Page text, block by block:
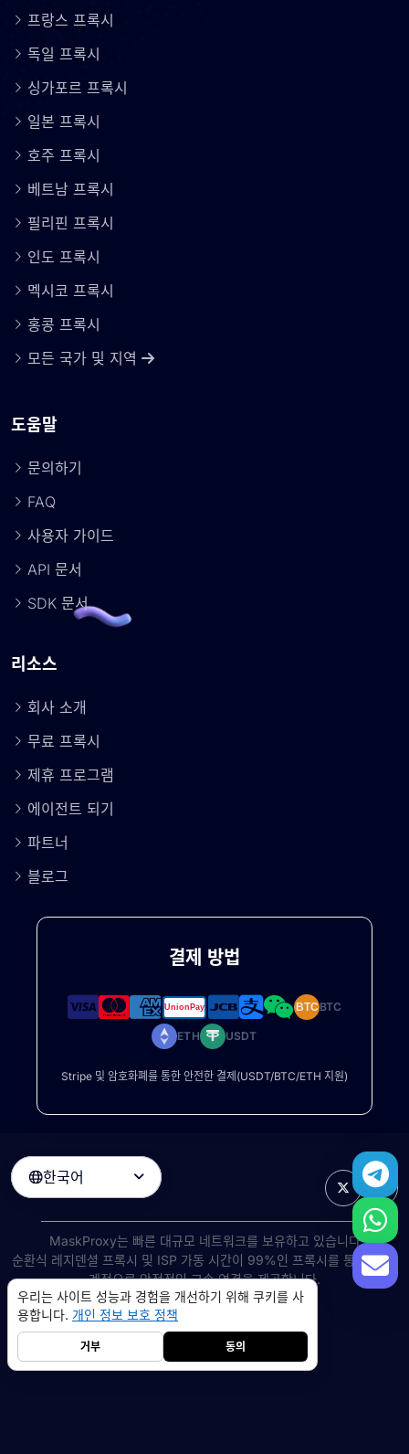
프랑스 프록시
독일 프록시
싱가포르 프록시
일본 프록시
호주 프록시
베트남 프록시
필리핀 프록시
인도 프록시
멕시코 프록시
홍콩 프록시
모든 국가 및 지역
도움말
문의하기
FAQ
사용자 가이드
API 문서
SDK 문서
리소스
회사 소개
무료 프록시
제휴 프로그램
에이전트 되기
파트너
블로그
결제 방법
BTCBTC
ETH USDT
Stripe 및 암호화폐를 통한 안전한 결제(USDT/BTC/ETH 지원)
한국어 
MaskProxy는 빠른 대규모 네트워크를 보유하고 있습니다
순환식 레지덴셜 프록시 및 ISP 가동 시간이 99%인 프록시를 통해 전 세
계적으로 안정적인 고속 연결을 제공합니다.
©2026AIWAY LIMITED. 모든 권리 보유.
서비스 약관개인 정보 보호 정책환불 정책쿠키 정책
우리는 사이트 성능과 경험을 개선하기 위해 쿠키를 사
용합니다. 개인 정보 보호 정책
거부 동의